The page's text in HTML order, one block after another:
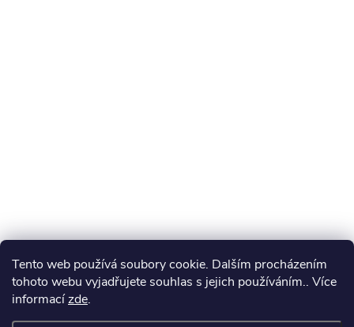
Tento web používá soubory cookie. Dalším procházením
tohoto webu vyjadřujete souhlas s jejich používáním.. Více
informacízde.